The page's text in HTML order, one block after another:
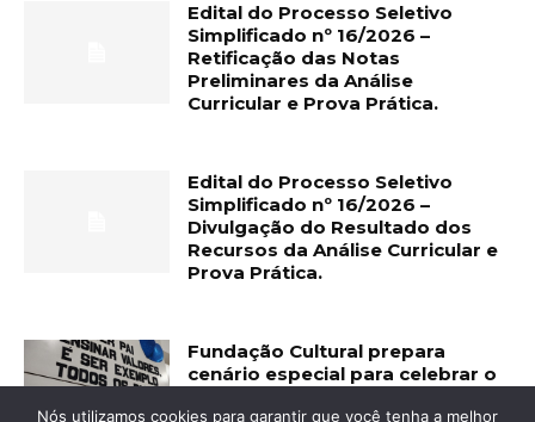
Edital do Processo Seletivo
Simplificado nº 16/2026 –
Retificação das Notas
Preliminares da Análise
Curricular e Prova Prática.
Edital do Processo Seletivo
Simplificado nº 16/2026 –
Divulgação do Resultado dos
Recursos da Análise Curricular e
Prova Prática.
Fundação Cultural prepara
cenário especial para celebrar o
Nós utilizamos cookies para garantir que você tenha a melhor